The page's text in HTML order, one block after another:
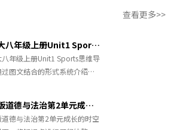
查看更多>>
北师大八年级上册Unit1 Sports思维导图
八年级上册Unit1 Sports思维导
过图文结合的形式系统介绍了
人教版道德与法治第2单元成长的时空思维导图
道德与法治第2单元成长的时空